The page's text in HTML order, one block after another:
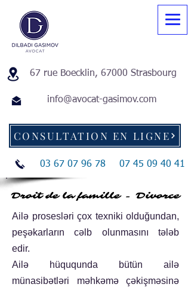
67 rue Boecklin, 67000 Strasbourg
03 67 07 96 78 07 45 09 40 41
info@avocat-gasimov.com
CONSULTATION EN LIGNE
Droit de la famille - Divorce
Droit de la famille - Divorce
Ailə prosesləri çox texniki olduğundan,
peşəkarların cəlb olunmasını tələb
edir.
Ailə hüququnda bütün ailə
münasibətləri məhkəmə çəkişməsinə